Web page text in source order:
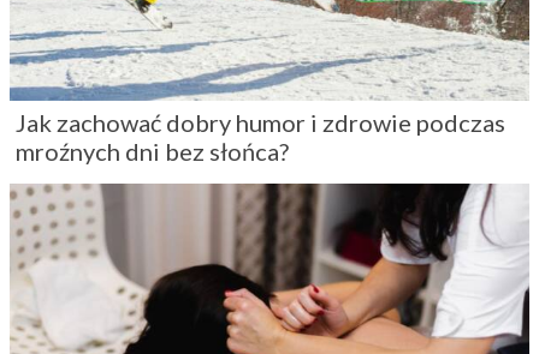
Jak zachować dobry humor i zdrowie podczas
mroźnych dni bez słońca?